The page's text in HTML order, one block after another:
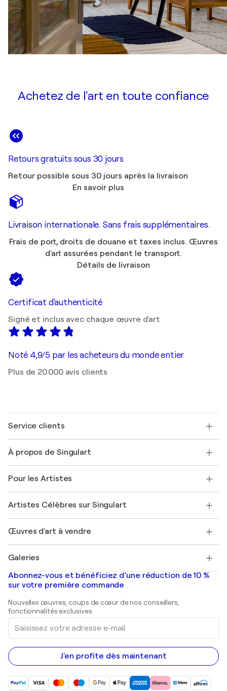
Achetez de l'art en toute confiance
Retours gratuits sous 30 jours
Retour possible sous 30 jours après la livraison
En savoir plus
Livraison internationale. Sans frais supplémentaires.
Frais de port, droits de douane et taxes inclus. Œuvres
d'art assurées pendant le transport.
Détails de livraison
Certificat d'authenticité
Signé et inclus avec chaque œuvre d'art
Noté 4,9/5 par les acheteurs du monde entier
Plus de 20 000 avis clients
Service clients
Expédition
Offrir une carte cadeau
Rejoignez notre programme commercial
Mon compte
+33 1 76 44 06 42
À propos de Singulart
FAQ
Magazine Singulart
Emplois
Découvrez une sélection d'art original
Pour les Artistes
Se connecter en tant qu'Artiste
Artistes Célèbres sur Singulart
Marc Chagall
Banksy
Mr. Brainwash
Shepard Fairey
Œuvres d'art à vendre
Tableaux abstraits à vendre
Peintures de paysage
Estampes
Peintures acryliques
Galeries
Galeries d'art en France
Galeries d'art en Belgique
Abonnez-vous et bénéficiez d’une réduction de 10 %
sur votre première commande
Nouvelles œuvres, coups de cœur de nos conseillers,
fonctionnalités exclusives.
Saisissez
votre
adresse
e-
mail
J'en profite dès maintenant